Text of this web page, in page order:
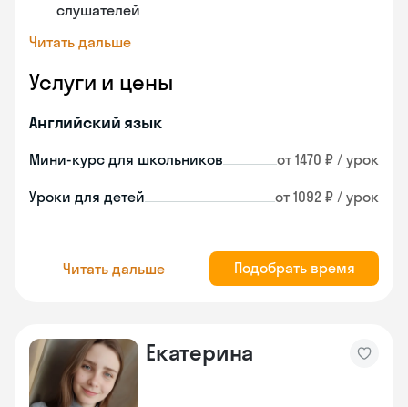
слушателей
Читать дальше
Услуги и цены
Английский язык
Мини-курс для школьников от 1470 ₽ / урок
Уроки для детей от 1092 ₽ / урок
Читать дальше Подобрать время
Екатерина